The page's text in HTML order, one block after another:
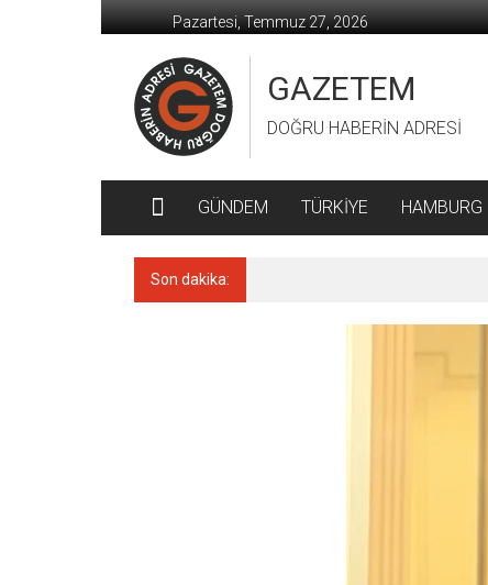
geç
Pazartesi, Temmuz 27, 2026
GAZETEM
DOĞRU HABERİN ADRESİ
GÜNDEM TÜRKİYE HAMBURG
Son dakika: